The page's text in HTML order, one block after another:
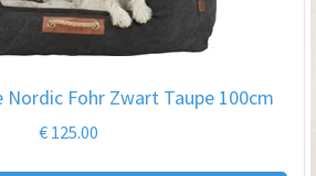
Nordic Fohr Zwart Taupe 100cm
€ 125.00